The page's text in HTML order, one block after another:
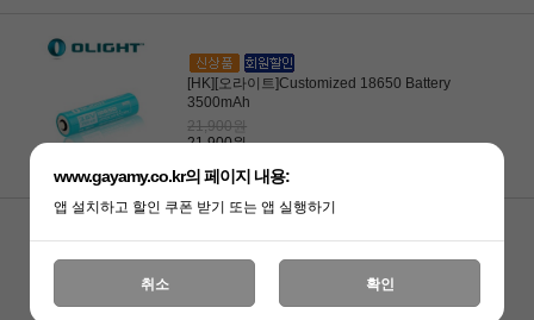
[HK][오라이트]Customized 18650 Battery
3500mAh
21,900원
21,900원
[오라이트] MCC3-C 릴 마그네틱 충전용 케
(품절)
www.gayamy.co.kr의 페이지 내용:
앱 설치하고 할인 쿠폰 받기 또는 앱 실행하기
취소 확인